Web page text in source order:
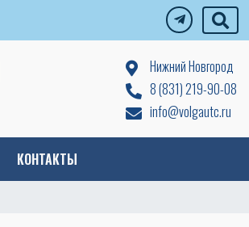
Нижний Новгород
8 (831) 219-90-08
info@volgautc.ru
КОНТАКТЫ